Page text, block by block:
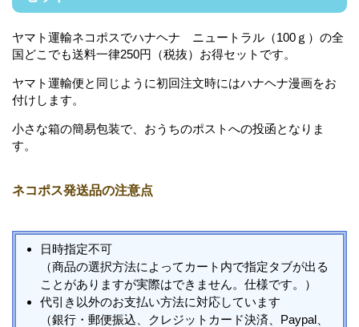
ヤマト運輸ネコポスでハナヘナ ニュートラル（100ｇ）の全
国どこでも送料一律250円（税抜）お得セットです。
ヤマト運輸便と同じように初回注文時にはハナヘナ漫画をお
付けします。
小さな箱の簡易包装で、おうちのポストへの投函となりま
す。
ネコポス発送品の注意点
日時指定不可
（商品の選択方法によってカート内で指定タブが出る
ことがありますが実際はできません。仕様です。）
代引き以外のお支払い方法に対応しています
（銀行・郵便振込、クレジットカード決済、Paypal、